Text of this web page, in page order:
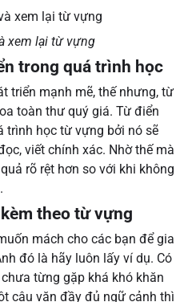
xem lại từ vựng
trong quá trình học
triển mạnh mẽ, thế nhưng, từ
toàn thư quý giá. Từ điển
trình học từ vựng bởi nó sẽ
viết chính xác. Nhờ thế mà
rõ rệt hơn so với khi không
theo từ vựng
mách cho các bạn để gia
đó là hãy luôn lấy ví dụ. Có
từng gặp khá khó khăn
câu văn đầy đủ ngữ cảnh thì